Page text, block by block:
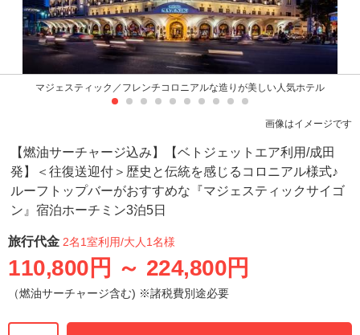
マジェスティック／フレンチコロニアルな造りが美しい人気ホテル
画像はイメージです
【燃油サーチャージ込み】【ベトジェットエア利用/成田
発】＜往復送迎付＞歴史と伝統を感じるコロニアル様式♪
ルーフトップバーがおすすめな『マジェスティックサイゴ
ン』宿泊ホーチミン3泊5日
旅行代金 2名1室利用/大人1名様
110,800円 ～ 224,800円
（燃油サーチャージ含む) ※諸税費別途必要